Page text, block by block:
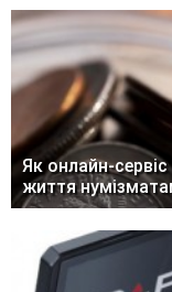
Як онлайн-
життя